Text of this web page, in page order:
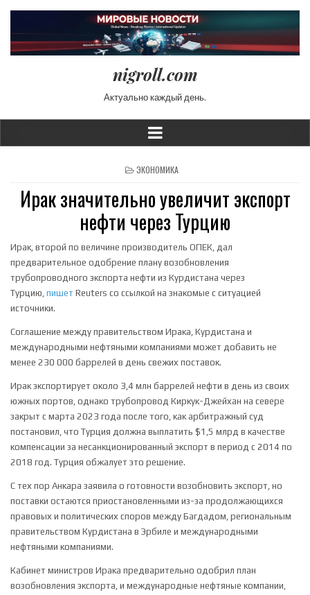
nigroll.com
Актуально каждый день.
POSTED IN
ЭКОНОМИКА
Ирак значительно увеличит экспорт
нефти через Турцию
Ирак, второй по величине производитель ОПЕК, дал
предварительное одобрение плану возобновления
трубопроводного экспорта нефти из Курдистана через
Турцию, пишет Reuters со ссылкой на знакомые с ситуацией
источники.
Соглашение между правительством Ирака, Курдистана и
международными нефтяными компаниями может добавить не
менее 230 000 баррелей в день свежих поставок.
Ирак экспортирует около 3,4 млн баррелей нефти в день из своих
южных портов, однако трубопровод Киркук-Джейхан на севере
закрыт с марта 2023 года после того, как арбитражный суд
постановил, что Турция должна выплатить $1,5 млрд в качестве
компенсации за несанкционированный экспорт в период с 2014 по
2018 год. Турция обжалует это решение.
С тех пор Анкара заявила о готовности возобновить экспорт, но
поставки остаются приостановленными из-за продолжающихся
правовых и политических споров между Багдадом, региональным
правительством Курдистана в Эрбиле и международными
нефтяными компаниями.
Кабинет министров Ирака предварительно одобрил план
возобновления экспорта, и международные нефтяные компании,